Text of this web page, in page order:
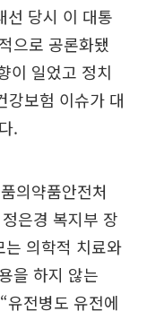
선 당시 이 대통
으로 공론화됐
이 일었고 정치
강보험 이슈가 대
.
의약품안전처
은경 복지부 장
의학적 치료와
을 하지 않는
유전병도 유전에